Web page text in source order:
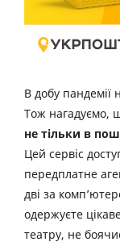
В добу пандемії
Тож нагадуємо,
не тільки в
Цей сервіс
передплатне
дві за
одержуєте
театру, не